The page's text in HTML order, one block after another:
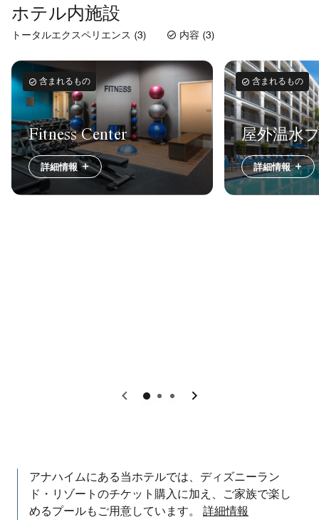
ホテル内施設
トータルエクスペリエンス (3) 内容 (3)
含まれるもの
Fitness Center
詳細情報
含まれるもの
屋外温水
詳細情報
戻る 次へ
アナハイムにある当ホテルでは、ディズニーラン
ド・リゾートのチケット購入に加え、ご家族で楽し
めるプールもご用意しています。 詳細情報